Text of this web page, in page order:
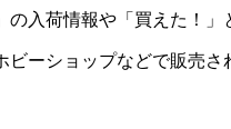
入荷情報や「買えた！
ーショップなどで販売さ